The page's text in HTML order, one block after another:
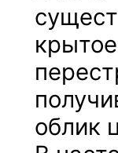
облик